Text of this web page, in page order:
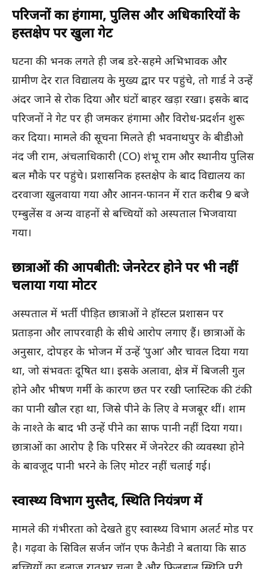
परिजनों का हंगामा, पुलिस और अधिकारियों के
हस्तक्षेप पर खुला गेट
घटना की भनक लगते ही जब डरे-सहमे अभिभावक और
ग्रामीण देर रात विद्यालय के मुख्य द्वार पर पहुंचे, तो गार्ड ने उन्हें
अंदर जाने से रोक दिया और घंटों बाहर खड़ा रखा। इसके बाद
परिजनों ने गेट पर ही जमकर हंगामा और विरोध-प्रदर्शन शुरू
कर दिया। मामले की सूचना मिलते ही भवनाथपुर के बीडीओ
नंद जी राम, अंचलाधिकारी (CO) शंभू राम और स्थानीय पुलिस
बल मौके पर पहुंचे। प्रशासनिक हस्तक्षेप के बाद विद्यालय का
दरवाजा खुलवाया गया और आनन-फानन में रात करीब 9 बजे
एम्बुलेंस व अन्य वाहनों से बच्चियों को अस्पताल भिजवाया
गया।
छात्राओं की आपबीती: जेनरेटर होने पर भी नहीं
चलाया गया मोटर
अस्पताल में भर्ती पीड़ित छात्राओं ने हॉस्टल प्रशासन पर
प्रताड़ना और लापरवाही के सीधे आरोप लगाए हैं। छात्राओं के
अनुसार, दोपहर के भोजन में उन्हें ‘पुआ’ और चावल दिया गया
था, जो संभवतः दूषित था। इसके अलावा, क्षेत्र में बिजली गुल
होने और भीषण गर्मी के कारण छत पर रखी प्लास्टिक की टंकी
का पानी खौल रहा था, जिसे पीने के लिए वे मजबूर थीं। शाम
के नाश्ते के बाद भी उन्हें पीने का साफ पानी नहीं दिया गया।
छात्राओं का आरोप है कि परिसर में जेनरेटर की व्यवस्था होने
के बावजूद पानी भरने के लिए मोटर नहीं चलाई गई।
स्वास्थ्य विभाग मुस्तैद, स्थिति नियंत्रण में
मामले की गंभीरता को देखते हुए स्वास्थ्य विभाग अलर्ट मोड पर
है। गढ़वा के सिविल सर्जन जॉन एफ कैनेडी ने बताया कि साठ